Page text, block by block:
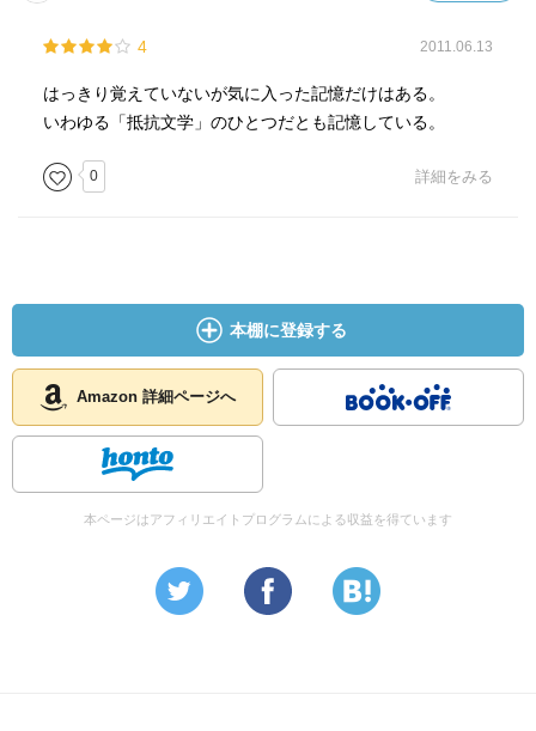
4 2011.06.13
はっきり覚えていないが気に入った記憶だけはある。
いわゆる「抵抗文学」のひとつだとも記憶している。
0 詳細をみる
本棚に登録する
Amazon 詳細ページへ
本ページはアフィリエイトプログラムによる収益を得ています